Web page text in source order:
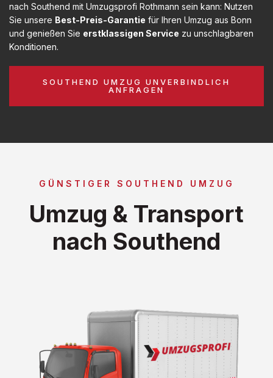
nach Southend mit Umzugsprofi Rothmann sein kann: Nutzen
Sie unsere Best-Preis-Garantie für Ihren Umzug aus Bonn
und genießen Sie erstklassigen Service zu unschlagbaren
Konditionen.
SOUTHEND UMZUG UNVERBINDLICH
ANFRAGEN
GÜNSTIGER SOUTHEND UMZUG
Umzug & Transport
nach Southend